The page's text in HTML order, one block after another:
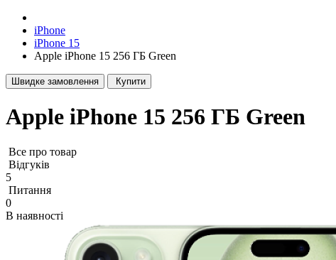
iPhone
iPhone 15
Apple iPhone 15 256 ГБ Green
Швидке замовлення Купити
Apple iPhone 15 256 ГБ Green
Все про товар
Відгуків
5
Питання
0
В наявності